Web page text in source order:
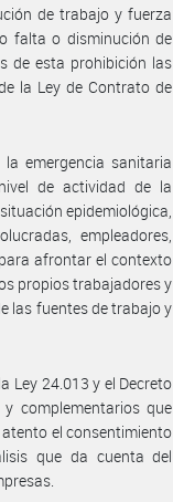
de trabajo y fuerza
falta o disminución de
de esta prohibición las
la Ley de Contrato de
emergencia sanitaria
de actividad de la
epidemiológica,
empleadores,
afrontar el contexto
propios trabajadores y
las fuentes de trabajo y
Ley 24.013 y el Decreto
complementarios que
el consentimiento
que da cuenta del